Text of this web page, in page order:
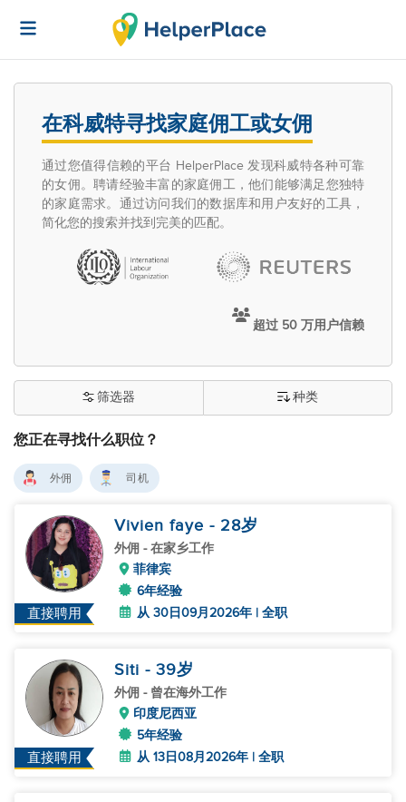
在科威特寻找家庭佣工或女佣
通过您值得信赖的平台 HelperPlace 发现科威特各种可靠
的女佣。聘请经验丰富的家庭佣工，他们能够满足您独特
的家庭需求。通过访问我们的数据库和用户友好的工具，
简化您的搜索并找到完美的匹配。
超过 50 万用户信赖
您正在寻找什么职位？
筛选器 种类
外佣 司机
直接聘用
Vivien faye - 28岁
外佣 - 在家乡工作
菲律宾
6年经验
从 30日09月2026年 | 全职
直接聘用
Siti - 39岁
外佣 - 曾在海外工作
印度尼西亚
5年经验
从 13日08月2026年 | 全职